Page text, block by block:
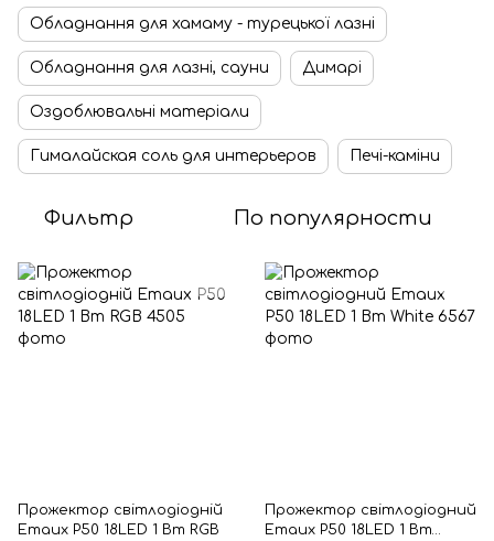
Обладнання для хамаму - турецької лазні
Обладнання для лазні, сауни Димарі
Оздоблювальні матеріали
Гималайская соль для интерьеров Печі-каміни
Фильтр По популярности
Прожектор світлодіодній
Emaux P50 18LED 1 Вт RGB
Прожектор світлодіодний
Emaux P50 18LED 1 Вт